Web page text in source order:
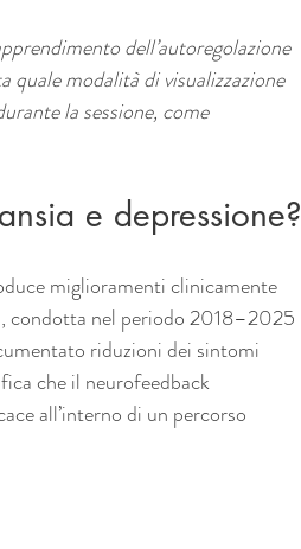
dell’autoregolazione
quale modalità di visualizzazione
la sessione, come
e depressione?
miglioramenti clinicamente
condotta nel periodo 2018–2025
riduzioni dei sintomi
che il neurofeedback
all’interno di un percorso